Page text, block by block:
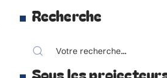
Recherche